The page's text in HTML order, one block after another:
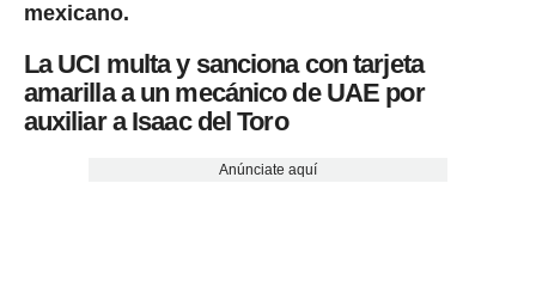
mexicano.
La UCI multa y sanciona con tarjeta
amarilla a un mecánico de UAE por
auxiliar a Isaac del Toro
Anúnciate aquí